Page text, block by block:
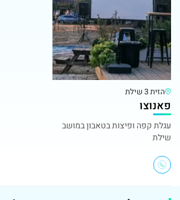
הזית 3 שילת
פאנוצו
עגלת קפה ופיצות בטאבון במושב
שילת